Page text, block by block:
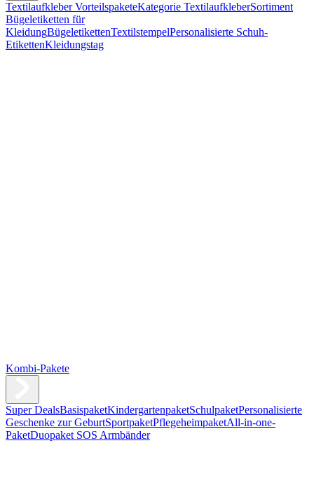
Textilaufkleber VorteilspaketeKategorie TextilaufkleberSortiment
Bügeletiketten für
KleidungBügeletikettenTextilstempelPersonalisierte Schuh-
EtikettenKleidungstag
Kombi-Pakete
Super DealsBasispaketKindergartenpaketSchulpaketPersonalisierte
Geschenke zur GeburtSportpaketPflegeheimpaketAll-in-one-
PaketDuopaket SOS Armbänder